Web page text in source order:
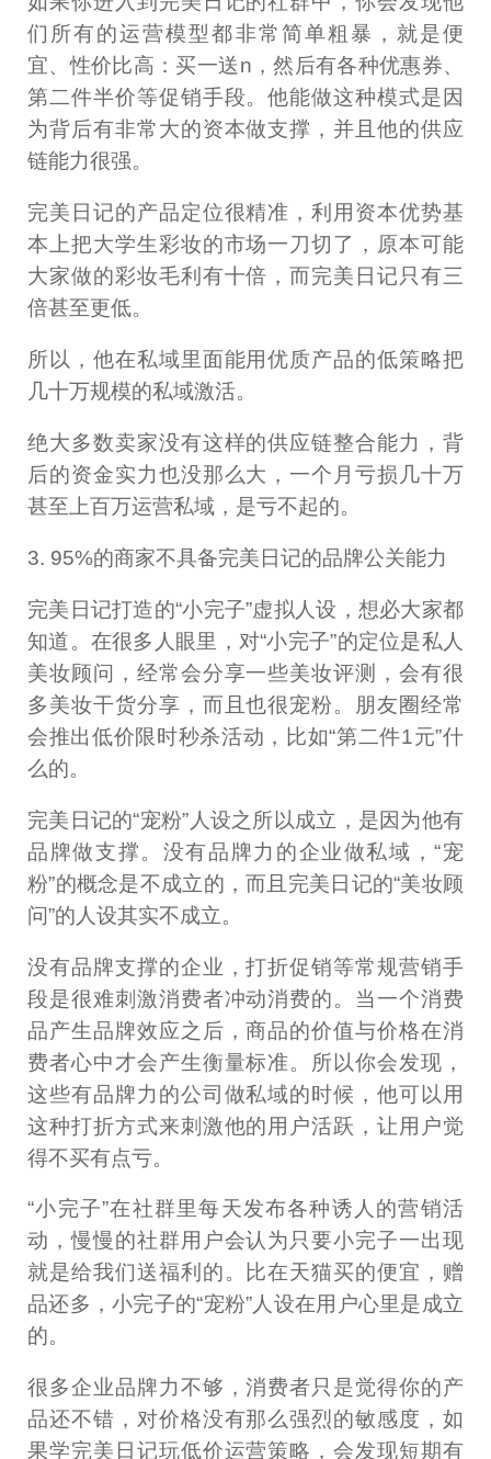
们所有的运营模型都非常简单粗暴，就是便
宜、性价比高：买一送n，然后有各种优惠券、
第二件半价等促销手段。他能做这种模式是因
为背后有非常大的资本做支撑，并且他的供应
链能力很强。
完美日记的产品定位很精准，利用资本优势基
本上把大学生彩妆的市场一刀切了，原本可能
大家做的彩妆毛利有十倍，而完美日记只有三
倍甚至更低。
所以，他在私域里面能用优质产品的低策略把
几十万规模的私域激活。
绝大多数卖家没有这样的供应链整合能力，背
后的资金实力也没那么大，一个月亏损几十万
甚至上百万运营私域，是亏不起的。
3. 95%的商家不具备完美日记的品牌公关能力
完美日记打造的“小完子”虚拟人设，想必大家都
知道。在很多人眼里，对“小完子”的定位是私人
美妆顾问，经常会分享一些美妆评测，会有很
多美妆干货分享，而且也很宠粉。朋友圈经常
会推出低价限时秒杀活动，比如“第二件1元”什
么的。
完美日记的“宠粉”人设之所以成立，是因为他有
品牌做支撑。没有品牌力的企业做私域，“宠
粉”的概念是不成立的，而且完美日记的“美妆顾
问”的人设其实不成立。
没有品牌支撑的企业，打折促销等常规营销手
段是很难刺激消费者冲动消费的。当一个消费
品产生品牌效应之后，商品的价值与价格在消
费者心中才会产生衡量标准。所以你会发现，
这些有品牌力的公司做私域的时候，他可以用
这种打折方式来刺激他的用户活跃，让用户觉
得不买有点亏。
“小完子”在社群里每天发布各种诱人的营销活
动，慢慢的社群用户会认为只要小完子一出现
就是给我们送福利的。比在天猫买的便宜，赠
品还多，小完子的“宠粉”人设在用户心里是成立
的。
很多企业品牌力不够，消费者只是觉得你的产
品还不错，对价格没有那么强烈的敏感度，如
果学完美日记玩低价运营策略，会发现短期有